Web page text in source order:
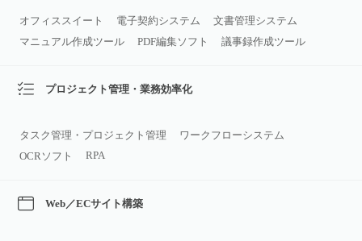
オフィススイート 電子契約システム
文書管理システム
マニュアル作成ツール
PDF編集ソフト 議事録作成ツール
プロジェクト管理・業務効率化
タスク管理・プロジェクト管理
ワークフローシステム
OCRソフト
RPA
Web／ECサイト構築